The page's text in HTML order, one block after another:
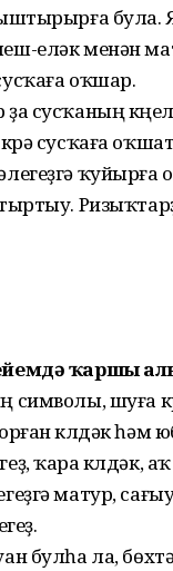
еләк менән
оҡшар.
сусҡаның
сусҡаға
ҡаршы
шуға
күлдәк һәм
ҡара күлдәк,
матур,
булһа ла,